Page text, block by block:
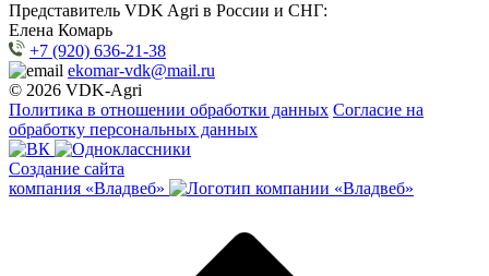
Представитель VDK Agri в России и СНГ:
Елена Комарь
+7 (920) 636-21-38
ekomar-vdk@mail.ru
© 2026 VDK-Agri
Политика в отношении обработки данных Согласие на
обработку персональных данных
Создание сайта
компания «Владвеб»